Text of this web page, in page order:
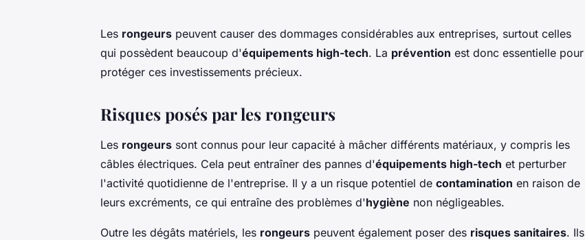
Les rongeurs peuvent causer des dommages considérables aux entreprises, surtout celles
qui possèdent beaucoup d'équipements high-tech. La prévention est donc essentielle pour
protéger ces investissements précieux.
Risques posés par les rongeurs
Les rongeurs sont connus pour leur capacité à mâcher différents matériaux, y compris les
câbles électriques. Cela peut entraîner des pannes d'équipements high-tech et perturber
l'activité quotidienne de l'entreprise. Il y a un risque potentiel de contamination en raison de
leurs excréments, ce qui entraîne des problèmes d'hygiène non négligeables.
Outre les dégâts matériels, les rongeurs peuvent également poser des risques sanitaires. Ils